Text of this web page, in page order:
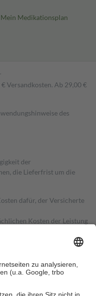
Medikationsplan
Versandkosten. Ab 29,00 €
des
der
die Lieferfrist um die
dafür, der Versicherte
Kosten der Leistung